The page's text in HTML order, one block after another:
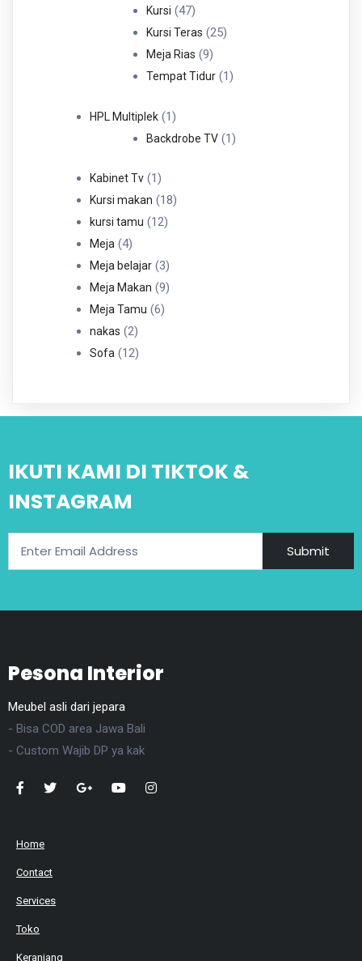
Kursi 4747
Produk
Kursi Teras 2525
Meja Rias 99
Produk
Tempat Tidur 11
HPL Multiplek 11
Produk
Backdrobe TV 11
Kabinet Tv 11
Produk
Kursi makan 1818
kursi tamu 1212
Meja 44
Produk
Meja belajar 33
Produk
Meja Makan 99
Meja Tamu 66
nakas 22
Produk
Sofa 1212
IKUTI KAMI DI TIKTOK &
INSTAGRAM
Submit
Pesona Interior
Meubel asli dari jepara
- Bisa COD area Jawa Bali
- Custom Wajib DP ya kak
Home
Contact
Services
Toko
Keranjang